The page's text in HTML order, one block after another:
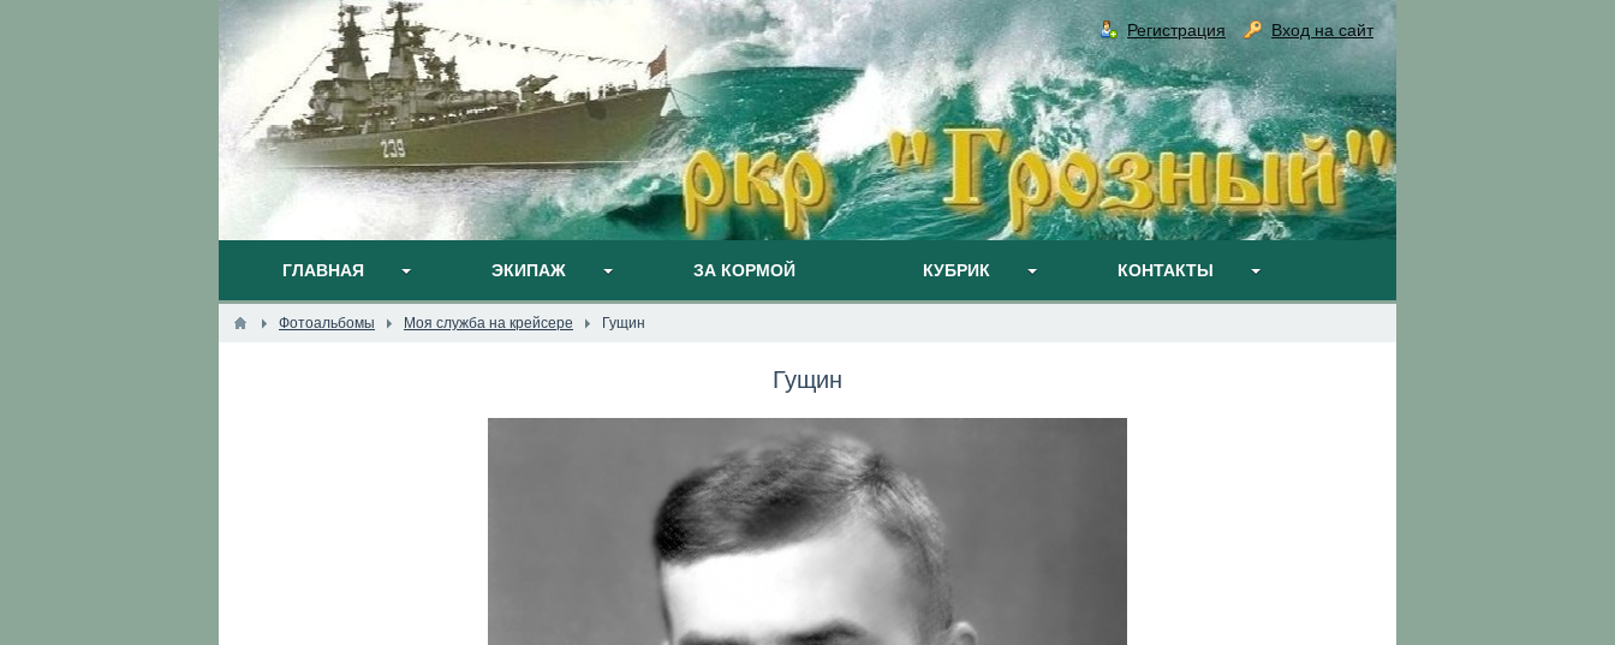
Регистрация Вход на сайт
ГЛАВНАЯ ЭКИПАЖ ЗА КОРМОЙ КУБРИК КОНТАКТЫ
Фотоальбомы Моя служба на крейсере Гущин
Гущин